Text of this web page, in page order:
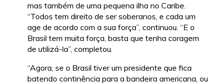
mas também de uma pequena ilha no Caribe.
“Todos tem direito de ser soberanos, e cada um
age de acordo com a sua força”, continuou. “E o
Brasil tem muita força, basta que tenha coragem
de utilizá-la”, completou.
“Agora, se o Brasil tiver um presidente que fica
batendo continência para a bandeira americana, ou